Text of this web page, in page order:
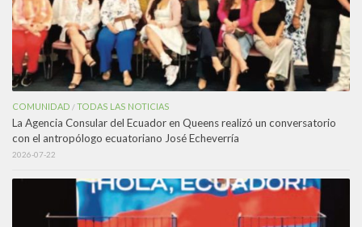
COMUNIDAD /TODAS LAS NOTICIAS
La Agencia Consular del Ecuador en Queens realizó un conversatorio
con el antropólogo ecuatoriano José Echeverría
2026-07-22